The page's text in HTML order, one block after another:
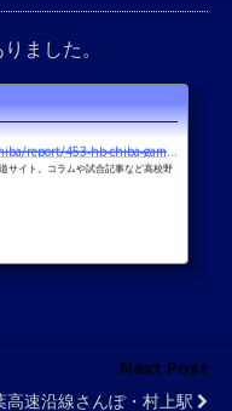
ました。
https://www.hb-nippon.com/chiba/report/453-hb-chiba-game2010/5239-game2009-01-date20100424001
サイト。コラムや試合記事など高校野
Next Post
高速沿線さんぽ・村上駅